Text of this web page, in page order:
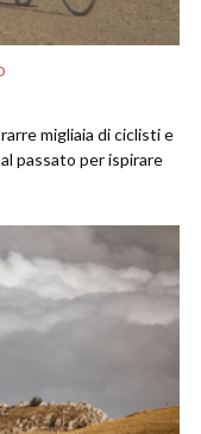
migliaia di ciclisti e
passato per ispirare